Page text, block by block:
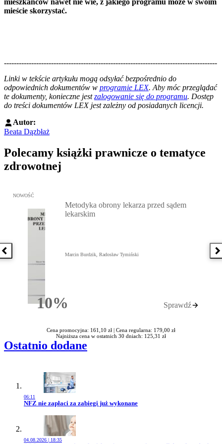
mieście skorzystać.
--------------------------------------------------------------------------------------
Linki w tekście artykułu mogą odsyłać bezpośrednio do
odpowiednich dokumentów w programie LEX. Aby móc przeglądać
te dokumenty, konieczne jestzalogowanie się do programu. Dostęp
do treści dokumentów LEX jest zależny od posiadanych licencji.
Autor:
Beata Dązbłaż
Polecamy książki prawnicze o tematyce
zdrowotnej
Poprzednia książka
Przejdź do: Metodyka obrony lekarza przed sądem lekarskim,
NOWOŚĆ
10%Rabatu
Metodyka obrony lekarza przed sądem
lekarskim
Marcin Burdzik, Radosław Tymiński
Sprawdź
Cena promocyjna: 161,10 zł | Cena regularna: 179,00 zł
Najniższa cena w ostatnich 30 dniach: 125,31 zł
Ostatnio dodane
06:11
Przejdź do artykułu:
NFZ nie zapłaci za zabiegi już wykonane
04.08.2026 | 18:35